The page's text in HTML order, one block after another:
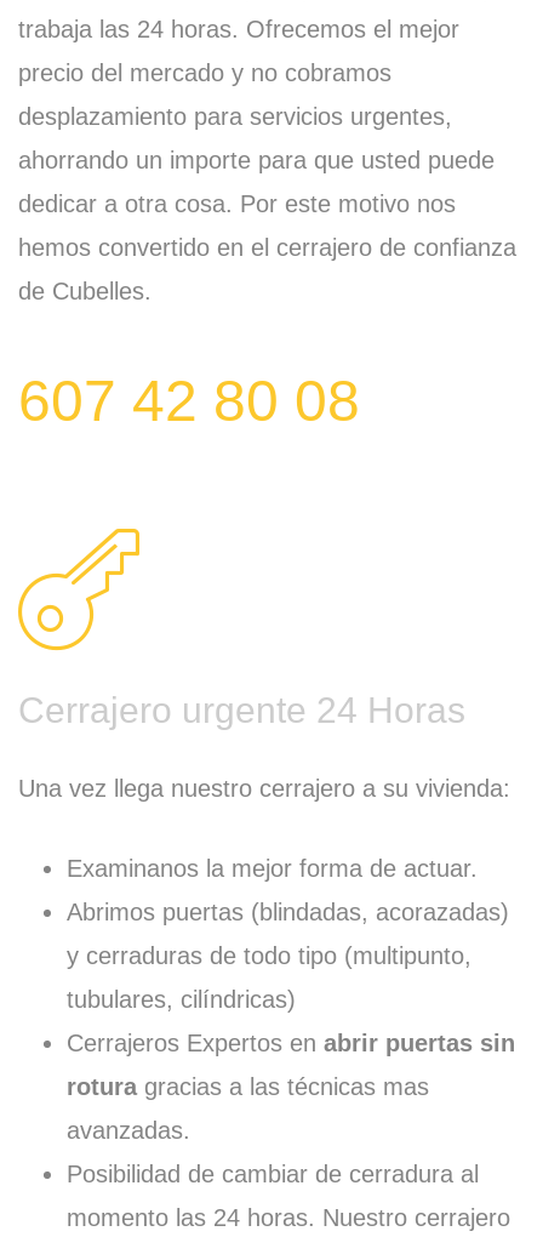
trabaja las 24 horas. Ofrecemos el mejor
precio del mercado y no cobramos
desplazamiento para servicios urgentes,
ahorrando un importe para que usted puede
dedicar a otra cosa. Por este motivo nos
hemos convertido en el cerrajero de confianza
de Cubelles.
607 42 80 08
Cerrajero urgente 24 Horas
Una vez llega nuestro cerrajero a su vivienda:
Examinanos la mejor forma de actuar.
Abrimos puertas (blindadas, acorazadas)
y cerraduras de todo tipo (multipunto,
tubulares, cilíndricas)
Cerrajeros Expertos en abrir puertas sin
roturagracias a las técnicas mas
avanzadas.
Posibilidad de cambiar de cerradura al
momento las 24 horas. Nuestro cerrajero